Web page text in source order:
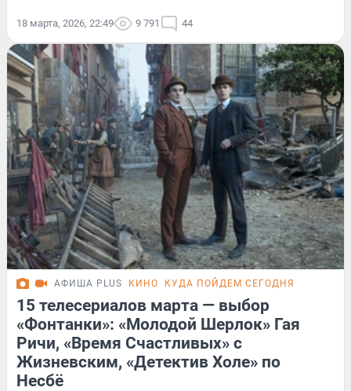
18 марта, 2026, 22:49 9 791 44
АФИША PLUS КИНО КУДА ПОЙДЕМ СЕГОДНЯ
15 телесериалов марта — выбор
«Фонтанки»: «Молодой Шерлок» Гая
Ричи, «Время Счастливых» с
Жизневским, «Детектив Холе» по
Несбё